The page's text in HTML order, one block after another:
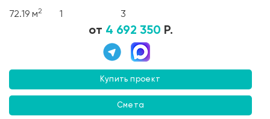
72.19 м2 1 3
от 4 692 350 Р.
Купить проект
Смета